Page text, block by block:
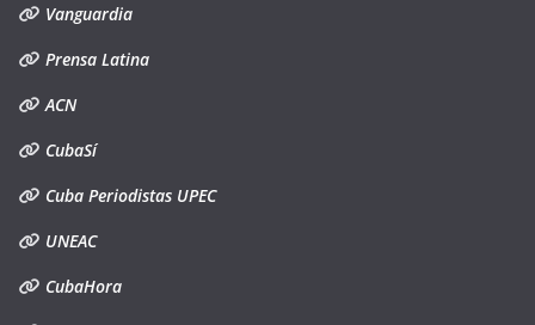
Vanguardia
Prensa Latina
ACN
CubaSí
Cuba Periodistas UPEC
UNEAC
CubaHora